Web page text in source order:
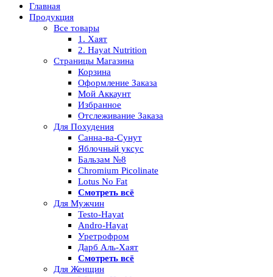
Главная
Продукция
Все товары
1. Хаят
2. Hayat Nutrition
Страницы Магазина
Корзина
Оформление Заказа
Мой Аккаунт
Избранное
Отслеживание Заказа
Для Похудения
Санна-ва-Сунут
Яблочный уксус
Бальзам №8
Chromium Picolinate
Lotus No Fat
Смотреть всё
Для Мужчин
Testo-Hayat
Andro-Hayat
Уретрофром
Дарб Аль-Хаят
Смотреть всё
Для Женщин